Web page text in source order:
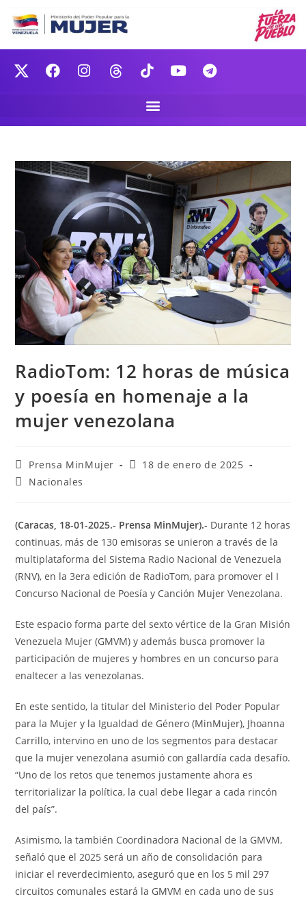
RadioTom: 12 horas de música
y poesía en homenaje a la
mujer venezolana
Prensa MinMujer
18 de enero de 2025
Nacionales
(Caracas, 18-01-2025.- Prensa MinMujer).- Durante 12 horas
continuas, más de 130 emisoras se unieron a través de la
multiplataforma del Sistema Radio Nacional de Venezuela
(RNV), en la 3era edición de RadioTom, para promover el I
Concurso Nacional de Poesía y Canción Mujer Venezolana.
Este espacio forma parte del sexto vértice de la Gran Misión
Venezuela Mujer (GMVM) y además busca promover la
participación de mujeres y hombres en un concurso para
enaltecer a las venezolanas.
En este sentido, la titular del Ministerio del Poder Popular
para la Mujer y la Igualdad de Género (MinMujer), Jhoanna
Carrillo, intervino en uno de los segmentos para destacar
que la mujer venezolana asumió con gallardía cada desafío.
“Uno de los retos que tenemos justamente ahora es
territorializar la política, la cual debe llegar a cada rincón
del país”.
Asimismo, la también Coordinadora Nacional de la GMVM,
señaló que el 2025 será un año de consolidación para
iniciar el reverdecimiento, aseguró que en los 5 mil 297
circuitos comunales estará la GMVM en cada uno de sus